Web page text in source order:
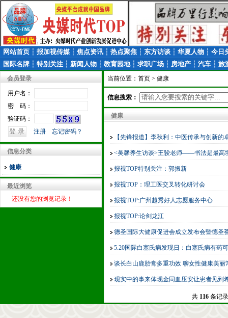
品牌万里行影响万里品牌影响力万里影响
网站首页 ┆ 报加视传媒 ┆ 焦点资讯 ┆ 热点聚焦 ┆ 东方访谈 ┆ 华夏人物 ┆ 今日
国际名牌 ┆ 特别关注 ┆ 新闻人物 ┆ 教育园地 ┆ 求职广场 ┆ 房地产 ┆ 汽车 ┆ 旅
会员登录
用户名：
密 码：
验证码：
注册
忘记密码？
信息分类
健康
最近浏览
还没有您的浏览记录！
当前位置： 首页 > 健康
信息搜索：
健康
【先锋报道】李秋利：中医传承与创新
<吴馨养生访谈>王骏老师——书法是最高
报视TOP特别关注：郭振新
报视TOP：理工医交叉转化研讨会
报视TOP:广州越秀好人志愿服务中心
报视TOP:论剑龙江
德圣国际大健康促进会成立发布会暨德圣
5.20国际白塞氏病发现日：白塞氏病有药
谈长白山鹿胎膏多重功效 聊女性健康美丽
现实中的事来体现金同血压安让患者见到
共 116 条记